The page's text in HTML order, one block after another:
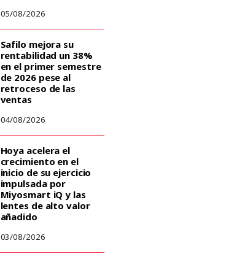
05/08/2026
Safilo mejora su
rentabilidad un 38%
en el primer semestre
de 2026 pese al
retroceso de las
ventas
04/08/2026
Hoya acelera el
crecimiento en el
inicio de su ejercicio
impulsada por
Miyosmart iQ y las
lentes de alto valor
añadido
03/08/2026